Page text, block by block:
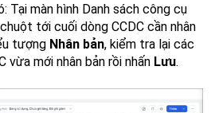
Tại màn hình Danh sách công cụ
tới cuối dòng CCDC cần nhân
tượng Nhân bản, kiểm tra lại các
vừa mới nhân bản rồi nhấn Lưu.